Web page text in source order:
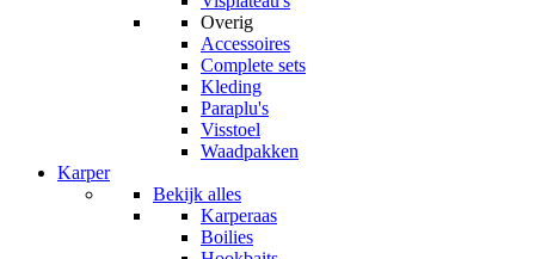
Overig
Accessoires
Complete sets
Kleding
Paraplu's
Visstoel
Waadpakken
Karper
Bekijk alles
Karperaas
Boilies